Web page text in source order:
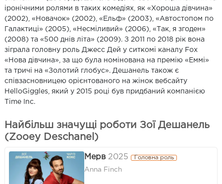
іронічними ролями в таких комедіях, як «Хороша дівчина»
(2002), «Новачок» (2002), «Ельф» (2003), «Автостопом по
Галактиці» (2005), «Несміливий» (2006), «Так, я згоден»
(2008) та «500 днів літа» (2009). З 2011 по 2018 рік вона
зіграла головну роль Джесс Дей у ситкомі каналу Fox
«Нова дівчина», за що була номінована на премію «Еммі»
та тричі на «Золотий глобус». Дешанель також є
співзасновницею орієнтованого на жінок вебсайту
HelloGiggles, який у 2015 році був придбаний компанією
Time Inc.
Найбільш значущі роботи Зої Дешанель
(Zooey Deschanel)
Мерв 2025 Головна роль
Anna Finch